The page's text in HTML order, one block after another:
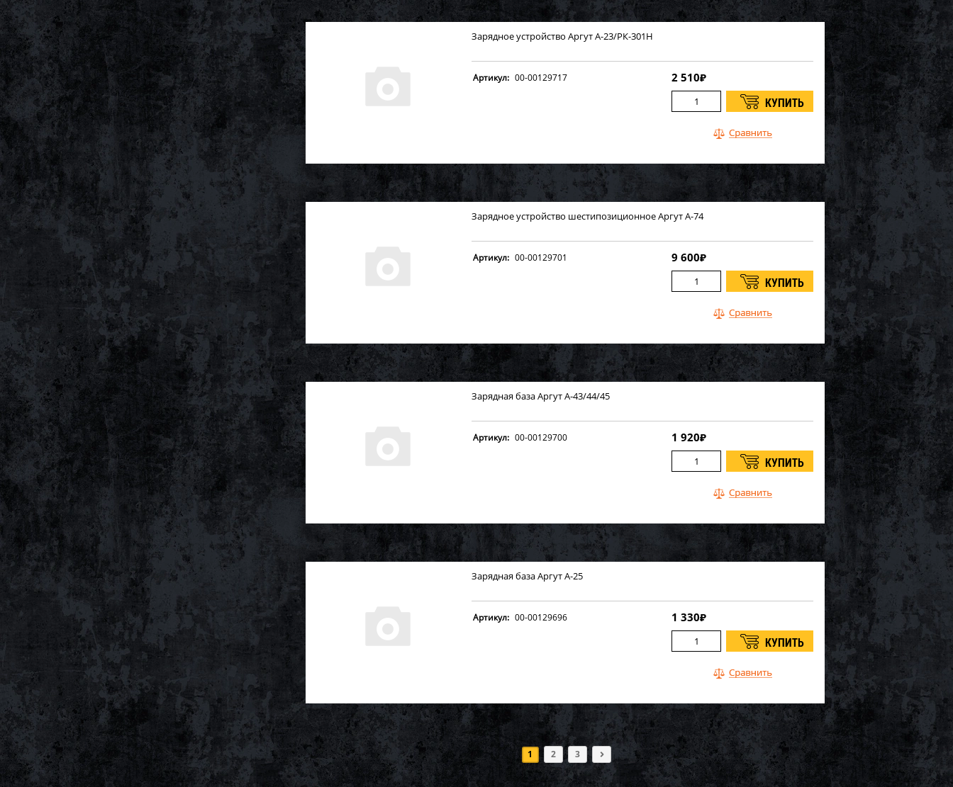
Зарядное устройство Аргут А-23/РК-301Н
Артикул: 00-00129717 2 510₽
Зарядное устройство шестипозиционное Аргут А-74
Артикул: 00-00129701 9 600₽
Зарядная база Аргут А-43/44/45
Артикул: 00-00129700 1 920₽
Зарядная база Аргут А-25
Артикул: 00-00129696 1 330₽
1 2 3